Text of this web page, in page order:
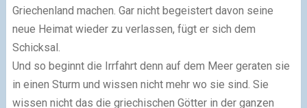
Griechenland machen. Gar nicht begeistert davon seine
neue Heimat wieder zu verlassen, fügt er sich dem
Schicksal.
Und so beginnt die Irrfahrt denn auf dem Meer geraten sie
in einen Sturm und wissen nicht mehr wo sie sind. Sie
wissen nicht das die griechischen Götter in der ganzen